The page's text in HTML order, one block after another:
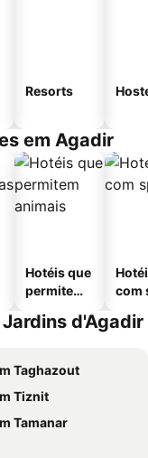
Resorts
em Agadir
Hotéis que
permitem
com
d'Agadir
Taghazout
Tiznit
Tamanar